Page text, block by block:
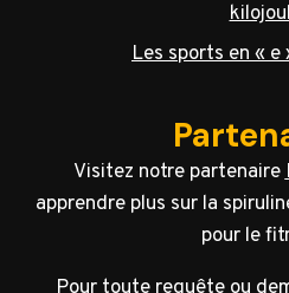
Les sports en « e
Visitez notre partenaire
apprendre plus sur la
pour le